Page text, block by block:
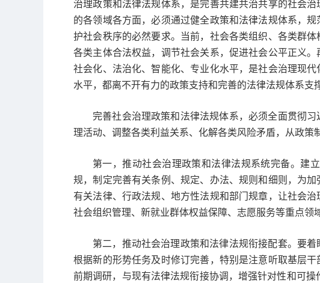
治理政策和法律法规体系，是完善共建共治共享的社会
的各领域各方面，必须通过健全政策和法律法规体系，
护社会秩序的必然要求。当前，社会各类组织、各类群
各类主体合法权益，调节社会关系，促进社会公平正义
社会化、法治化、智能化、专业化水平，是社会治理现
水平，都离不开有力的政策支持和完善的法律法规体系支
完善社会治理政策和法律法规体系，必须全面贯彻
理活动、调整各类利益关系、化解各类风险矛盾，从政策
第一，推动社会治理政策和法律法规系统完备。建
规，制定完善有关条例、规定、办法、规则和细则，为
有关法律、行政法规、地方性法规和部门规章，让社会
社会组织管理、新就业群体权益保障、志愿服务等重点领
第二，推动社会治理政策和法律法规衔接配套。要
根据新的形势任务及时修订完善，特别是注意听取基层
前期调研，与现有法律法规衔接协调，增强针对性和可